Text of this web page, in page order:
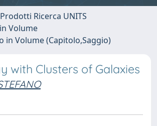
Ricerca UNITS
Volume
in Volume (Capitolo,Saggio)
with Clusters of Galaxies